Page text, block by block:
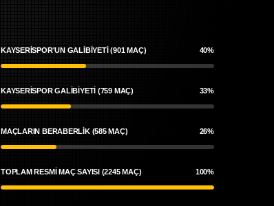
KAYSERISPOR'UN GALIBIYETI (901 MAÇ) 40%
KAYSERİSPOR GALIBIYETI (759 MAÇ) 33%
MAÇLARIN BERABERLIK (585 MAÇ) 26%
TOPLAM RESMI MAÇ SAYISI (2245 MAÇ) 100%